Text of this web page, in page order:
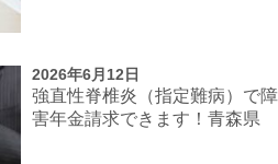
2026年6月12日
強直性脊椎炎（指定難病）で障
害年金請求できます！青森県